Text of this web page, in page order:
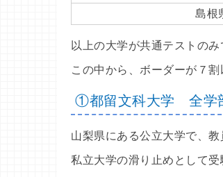
島根
以上の大学が共通テストのみ
この中から、ボーダーが７
①都留文科大学 全学
山梨県にある公立大学で、
私立大学の滑り止めとして受